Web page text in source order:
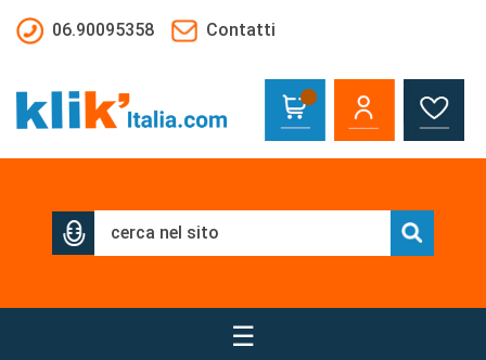
06.90095358
Contatti
☰